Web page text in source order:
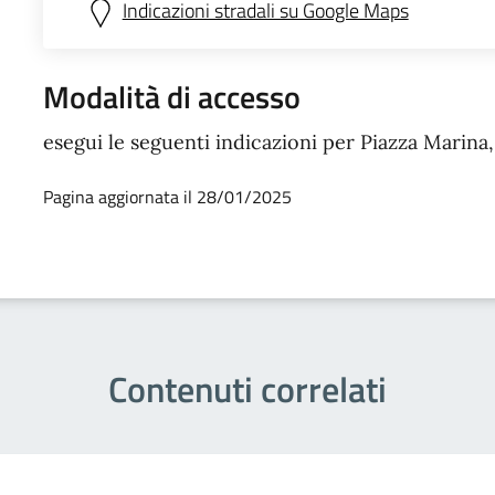
Indicazioni stradali su Google Maps
Modalità di accesso
esegui le seguenti indicazioni per Piazza Marina,
Pagina aggiornata il 28/01/2025
Contenuti correlati